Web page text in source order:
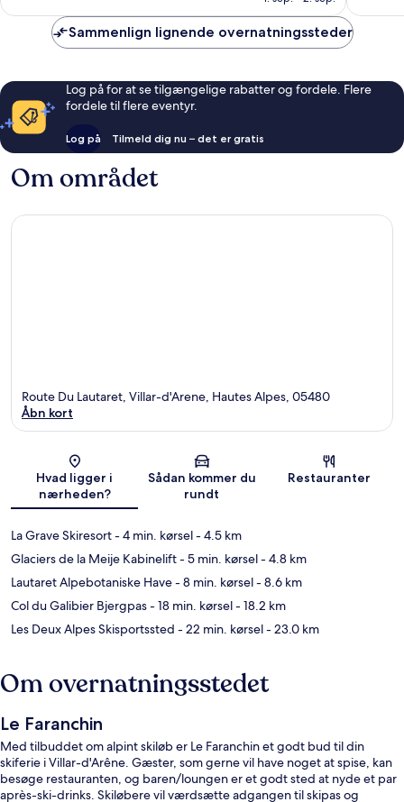
anmeldelser
Sammenlign lignende overnatningssteder
Log på for at se tilgængelige rabatter og fordele. Flere
fordele til flere eventyr.
Log på Tilmeld dig nu – det er gratis
Om området
Kort
Route Du Lautaret, Villar-d'Arene, Hautes Alpes, 05480
Åbn kort
Hvad ligger i
nærheden?
Sådan kommer du
rundt
Restauranter
La Grave Skiresort- 4 min. kørsel- 4.5 km
Glaciers de la Meije Kabinelift- 5 min. kørsel- 4.8 km
Lautaret Alpebotaniske Have- 8 min. kørsel- 8.6 km
Col du Galibier Bjergpas- 18 min. kørsel- 18.2 km
Les Deux Alpes Skisportssted - 22 min. kørsel- 23.0 km
Om overnatningsstedet
Le Faranchin
Med tilbuddet om alpint skiløb er Le Faranchin et godt bud til din
skiferie i Villar-d'Arêne. Gæster, som gerne vil have noget at spise, kan
besøge restauranten, og baren/loungen er et godt sted at nyde et par
après-ski-drinks. Skiløbere vil værdsætte adgangen til skipas og